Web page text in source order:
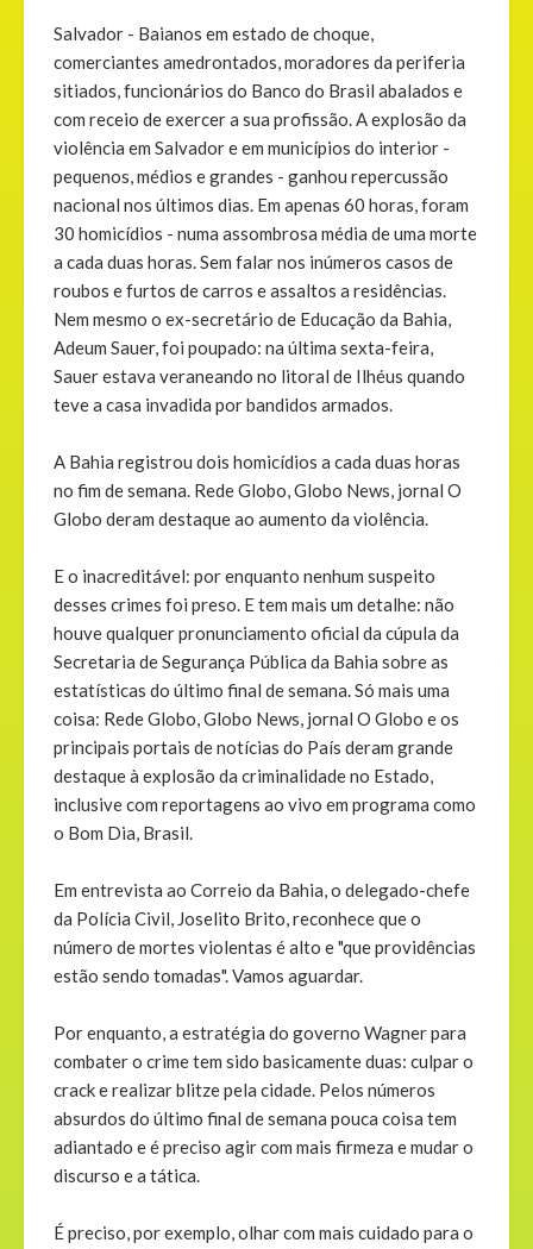
Salvador - Baianos em estado de choque,
comerciantes amedrontados, moradores da periferia
sitiados, funcionários do Banco do Brasil abalados e
com receio de exercer a sua profissão. A explosão da
violência em Salvador e em municípios do interior -
pequenos, médios e grandes - ganhou repercussão
nacional nos últimos dias. Em apenas 60 horas, foram
30 homicídios - numa assombrosa média de uma morte
a cada duas horas. Sem falar nos inúmeros casos de
roubos e furtos de carros e assaltos a residências.
Nem mesmo o ex-secretário de Educação da Bahia,
Adeum Sauer, foi poupado: na última sexta-feira,
Sauer estava veraneando no litoral de Ilhéus quando
teve a casa invadida por bandidos armados.
A Bahia registrou dois homicídios a cada duas horas
no fim de semana. Rede Globo, Globo News, jornal O
Globo deram destaque ao aumento da violência.
E o inacreditável: por enquanto nenhum suspeito
desses crimes foi preso. E tem mais um detalhe: não
houve qualquer pronunciamento oficial da cúpula da
Secretaria de Segurança Pública da Bahia sobre as
estatísticas do último final de semana. Só mais uma
coisa: Rede Globo, Globo News, jornal O Globo e os
principais portais de notícias do País deram grande
destaque à explosão da criminalidade no Estado,
inclusive com reportagens ao vivo em programa como
o Bom Dia, Brasil.
Em entrevista ao Correio da Bahia, o delegado-chefe
da Polícia Civil, Joselito Brito, reconhece que o
número de mortes violentas é alto e "que providências
estão sendo tomadas". Vamos aguardar.
Por enquanto, a estratégia do governo Wagner para
combater o crime tem sido basicamente duas: culpar o
crack e realizar blitze pela cidade. Pelos números
absurdos do último final de semana pouca coisa tem
adiantado e é preciso agir com mais firmeza e mudar o
discurso e a tática.
É preciso, por exemplo, olhar com mais cuidado para o